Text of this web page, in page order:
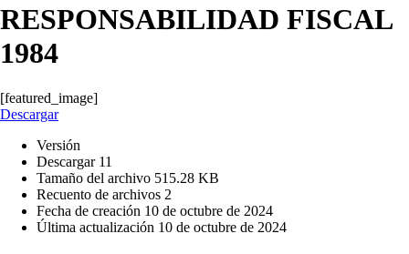
RESPONSABILIDAD FISCAL
1984
[featured_image]
Descargar
Versión
Descargar 11
Tamaño del archivo 515.28 KB
Recuento de archivos 2
Fecha de creación 10 de octubre de 2024
Última actualización 10 de octubre de 2024